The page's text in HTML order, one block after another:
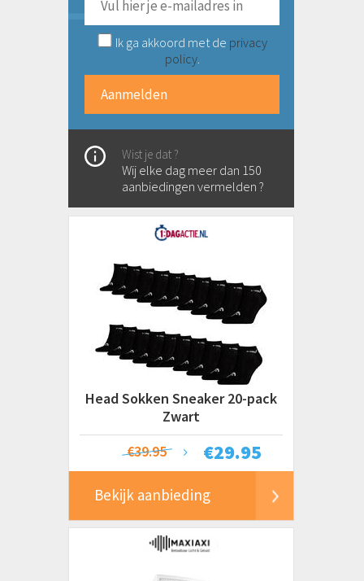
Ik ga akkoord met de privacy
policy.
Wist je dat ?
Wij elke dag meer dan 150
aanbiedingen vermelden ?
Head Sokken Sneaker 20-pack
Zwart
€29.95
€39.95
Bekijk aanbieding